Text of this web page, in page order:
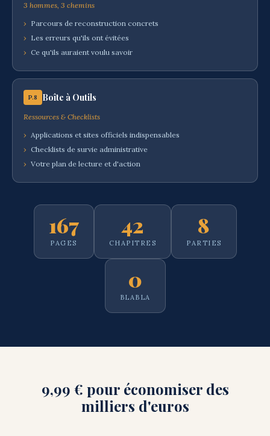
3 hommes, 3 chemins
› Parcours de reconstruction concrets
› Les erreurs qu'ils ont évitées
› Ce qu'ils auraient voulu savoir
P.8 Boîte à Outils
Ressources & Checklists
› Applications et sites officiels indispensables
› Checklists de survie administrative
› Votre plan de lecture et d'action
167
PAGES
42
CHAPITRES
8
PARTIES
0
BLABLA
9,99 € pour économiser des
milliers d'euros